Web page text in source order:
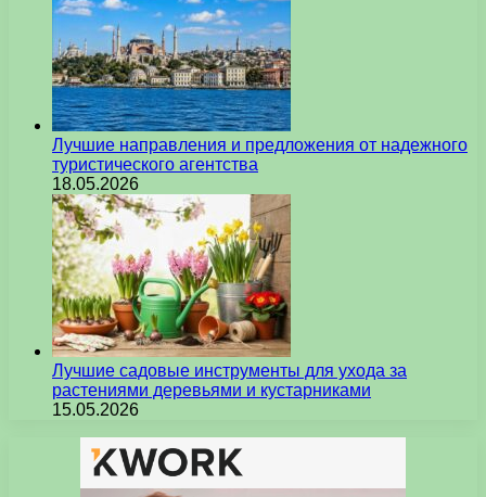
Лучшие направления и предложения от надежного
туристического агентства
18.05.2026
Лучшие садовые инструменты для ухода за
растениями деревьями и кустарниками
15.05.2026